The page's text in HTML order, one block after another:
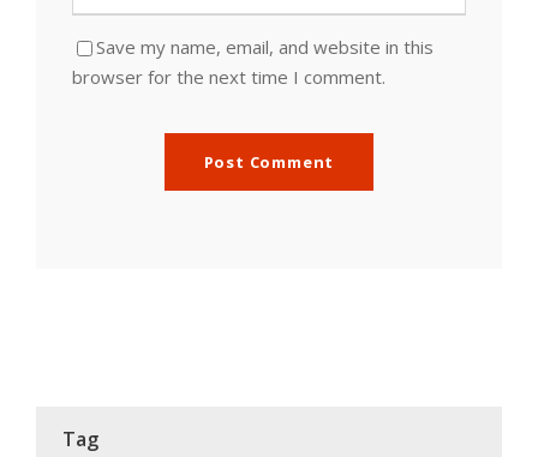
Save my name, email, and website in this
browser for the next time I comment.
Tag